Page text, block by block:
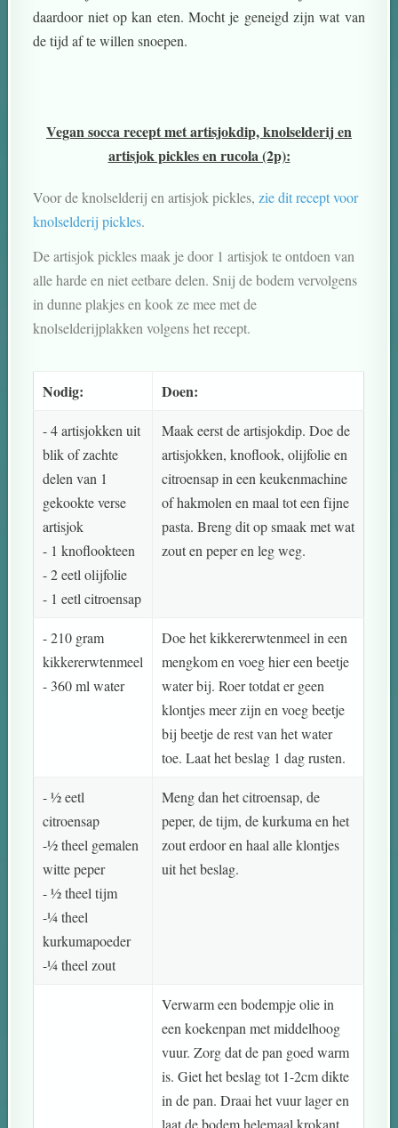
daardoor niet op kan eten. Mocht je geneigd zijn wat van
de tijd af te willen snoepen.
Vegan socca recept met artisjokdip, knolselderij en
artisjok pickles en rucola (2p):
Voor de knolselderij en artisjok pickles, zie dit recept voor
knolselderij pickles.
De artisjok pickles maak je door 1 artisjok te ontdoen van
alle harde en niet eetbare delen. Snij de bodem vervolgens
in dunne plakjes en kook ze mee met de
knolselderijplakken volgens het recept.
Nodig: Doen:
- 4 artisjokken uit
blik of zachte
delen van 1
gekookte verse
artisjok
- 1 knoflookteen
- 2 eetl olijfolie
- 1 eetl citroensap
Maak eerst de artisjokdip. Doe de
artisjokken, knoflook, olijfolie en
citroensap in een keukenmachine
of hakmolen en maal tot een fijne
pasta. Breng dit op smaak met wat
zout en peper en leg weg.
- 210 gram
kikkererwtenmeel
- 360 ml water
Doe het kikkererwtenmeel in een
mengkom en voeg hier een beetje
water bij. Roer totdat er geen
klontjes meer zijn en voeg beetje
bij beetje de rest van het water
toe. Laat het beslag 1 dag rusten.
- ½ eetl
citroensap
-½ theel gemalen
witte peper
- ½ theel tijm
-¼ theel
kurkumapoeder
-¼ theel zout
Meng dan het citroensap, de
peper, de tijm, de kurkuma en het
zout erdoor en haal alle klontjes
uit het beslag.
Verwarm een bodempje olie in
een koekenpan met middelhoog
vuur. Zorg dat de pan goed warm
is. Giet het beslag tot 1-2cm dikte
in de pan. Draai het vuur lager en
laat de bodem helemaal krokant